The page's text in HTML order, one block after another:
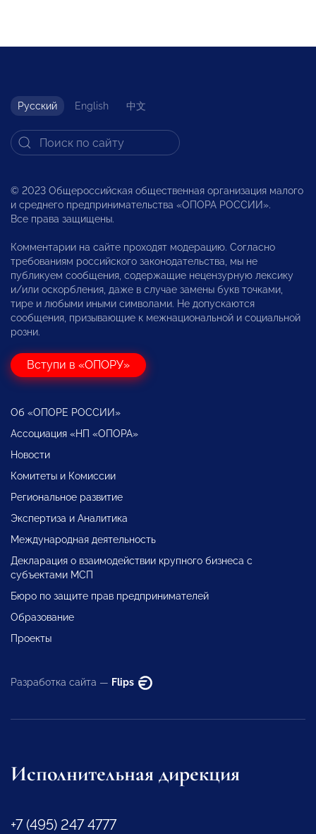
Русский English 中文
© 2023 Общероссийская общественная организация малого
и среднего предпринимательства «ОПОРА РОССИИ».
Все права защищены.
Комментарии на сайте проходят модерацию. Согласно
требованиям российского законодательства, мы не
публикуем сообщения, содержащие нецензурную лексику
и/или оскорбления, даже в случае замены букв точками,
тире и любыми иными символами. Не допускаются
сообщения, призывающие к межнациональной и социальной
розни.
Вступи в «ОПОРУ»
Об «ОПОРЕ РОССИИ»
Ассоциация «НП «ОПОРА»
Новости
Комитеты и Комиссии
Региональное развитие
Экспертиза и Аналитика
Международная деятельность
Декларация о взаимодействии крупного бизнеса с
субъектами МСП
Бюро по защите прав предпринимателей
Образование
Проекты
Разработка сайта — Flips
Исполнительная дирекция
+7 (495) 247 4777